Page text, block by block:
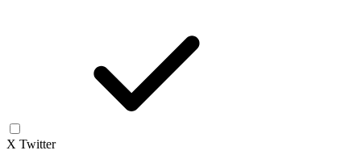
X Twitter